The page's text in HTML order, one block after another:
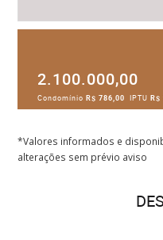
2.100.000,00
CondomínioR$ 786,00 IPTUR$
*Valores informados e
alterações sem prévio aviso